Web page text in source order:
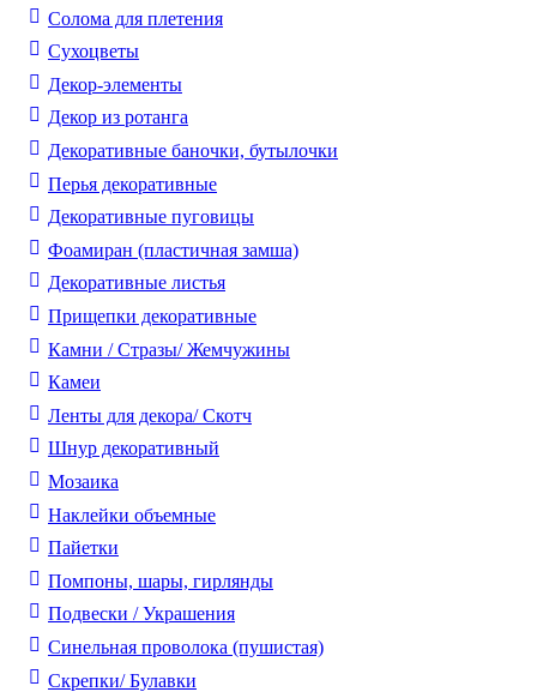
Солома для плетения
Cухоцветы
Декор-элементы
Декор из ротанга
Декоративные баночки, бутылочки
Перья декоративные
Декоративные пуговицы
Фоамиран (пластичная замша)
Декоративные листья
Прищепки декоративные
Камни / Cтразы/ Жемчужины
Камеи
Ленты для декора/ Скотч
Шнур декоративный
Мозаика
Наклейки объемные
Пайетки
Помпоны, шары, гирлянды
Подвески / Украшения
Синельная проволока (пушистая)
Скрепки/ Булавки